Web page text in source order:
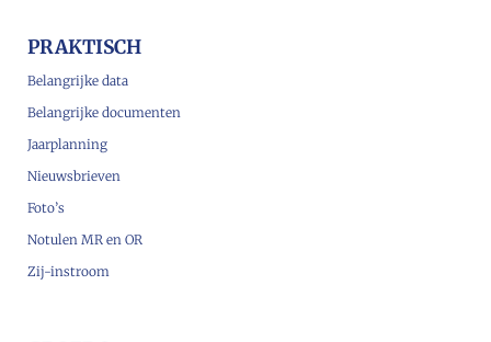
PRAKTISCH
Belangrijke data
Belangrijke documenten
Jaarplanning
Nieuwsbrieven
Foto’s
Notulen MR en OR
Zij-instroom